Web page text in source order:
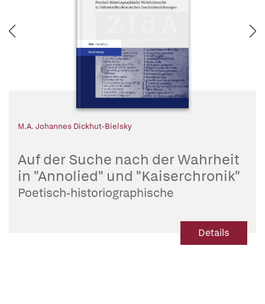
M.A. Johannes Dickhut-Bielsky
Auf der Suche nach der Wahrheit
in "Annolied" und "Kaiserchronik"
Poetisch-historiographische
Details